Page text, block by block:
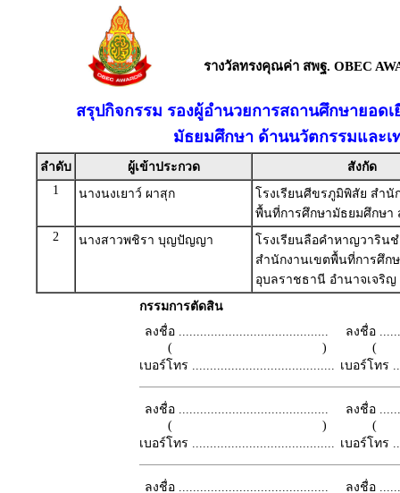
รางวัลทรงคุณค่า สพฐ. OBEC
สรุปกิจกรรม รองผู้อำนวยการสถานศึกษายอด
มัธยมศึกษา ด้านนวัตกรรมและเ
ลำดับ ผู้เข้าประกวด
สังกัด
1
นางนงเยาว์ ผาสุก
โรงเรียนศีขรภูมิพิสัย สำนั
พื้นที่การศึกษามัธยมศึกษา
2
นางสาวพชิรา บุญปัญญา
โรงเรียนลือคำหาญวาริน
สำนักงานเขตพื้นที่การศึก
อุบลราชธานี อำนาจเจริญ
กรรมการตัดสิน
ลงชื่อ ..........................................
( )
เบอร์โทร ........................................
ลงชื่อ
เบอร์โทร
ลงชื่อ ..........................................
( )
เบอร์โทร ........................................
ลงชื่อ
เบอร์โทร
ลงชื่อ ..........................................
ลงชื่อ